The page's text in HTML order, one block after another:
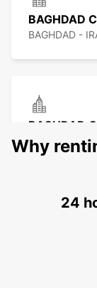
BAGHDAD
BAGHDAD -
BAGHDAD
BAGHDAD -
KUWAIT
Why
24